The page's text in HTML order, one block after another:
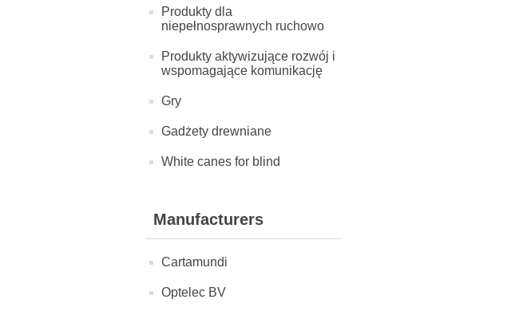
Produkty dla
niepełnosprawnych ruchowo
Produkty aktywizujące rozwój i
wspomagające komunikację
Gry
Gadżety drewniane
White canes for blind
Manufacturers
Cartamundi
Optelec BV